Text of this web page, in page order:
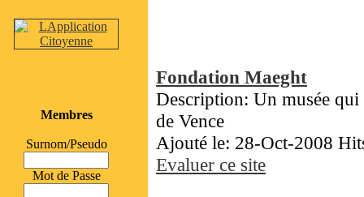
Membres
Surnom/Pseudo
Mot de Passe
Fondation Maeght
Description: Un musée qui
de Vence
Ajouté le: 28-Oct-2008
Evaluer ce site